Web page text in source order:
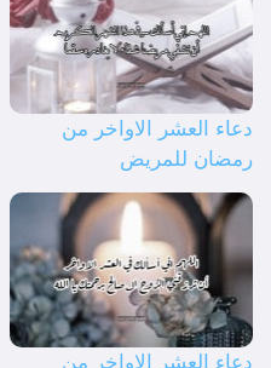
دعاء العشر الاواخر من
رمضان للمريض
دعاء العشر الاواخر من